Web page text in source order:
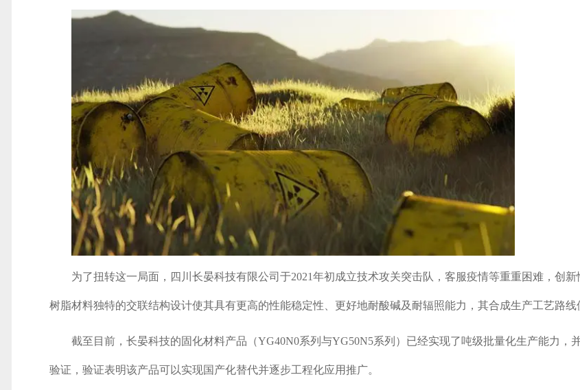
为了扭转这一局面，四川长晏科技有限公司于2021年初成立技术攻关突击队，客服疫情等重重困难，创
树脂材料独特的交联结构设计使其具有更高的性能稳定性、更好地耐酸碱及耐辐照能力，其合成生产工艺路线
截至目前，长晏科技的固化材料产品（YG40N0系列与YG50N5系列）已经实现了吨级批量化生产能力
验证，验证表明该产品可以实现国产化替代并逐步工程化应用推广。